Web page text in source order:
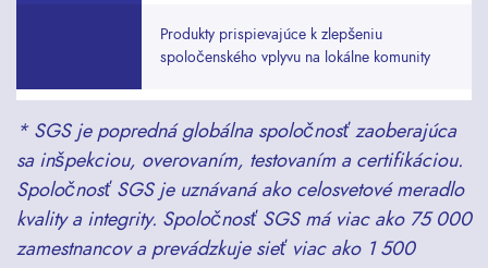
Produkty prispievajúce k zlepšeniu
spoločenského vplyvu na lokálne komunity
* SGS je popredná globálna spoločnosť zaoberajúca
sa inšpekciou, overovaním, testovaním a certifikáciou.
Spoločnosť SGS je uznávaná ako celosvetové meradlo
kvality a integrity. Spoločnosť SGS má viac ako 75 000
zamestnancov a prevádzkuje sieť viac ako 1 500